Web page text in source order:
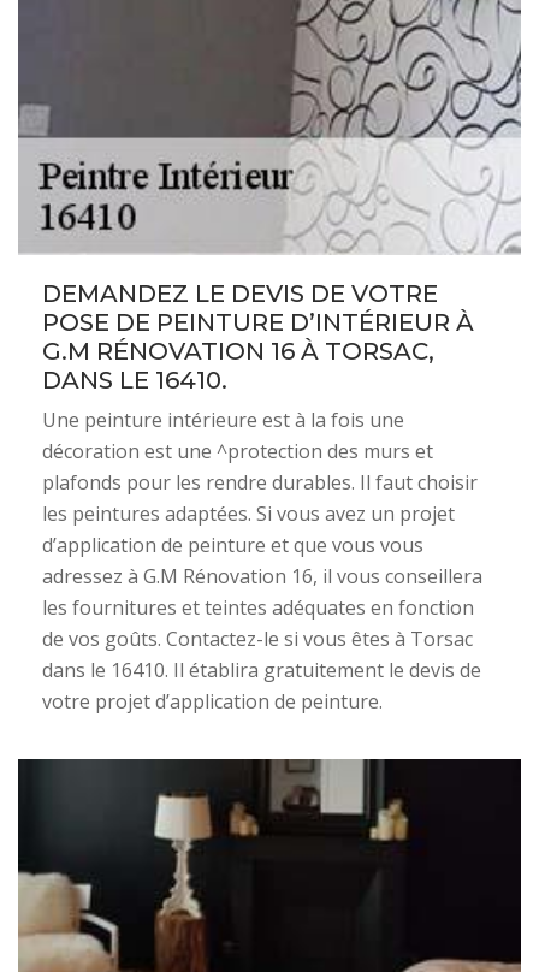
DEMANDEZ LE DEVIS DE VOTRE
POSE DE PEINTURE D’INTÉRIEUR À
G.M RÉNOVATION 16 À TORSAC,
DANS LE 16410.
Une peinture intérieure est à la fois une
décoration est une ^protection des murs et
plafonds pour les rendre durables. Il faut choisir
les peintures adaptées. Si vous avez un projet
d’application de peinture et que vous vous
adressez à G.M Rénovation 16, il vous conseillera
les fournitures et teintes adéquates en fonction
de vos goûts. Contactez-le si vous êtes à Torsac
dans le 16410. Il établira gratuitement le devis de
votre projet d’application de peinture.